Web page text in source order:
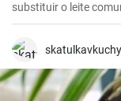
substituir o leite
resultado é muitas